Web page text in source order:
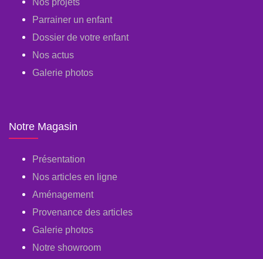
Nos projets
Parrainer un enfant
Dossier de votre enfant
Nos actus
Galerie photos
Notre Magasin
Présentation
Nos articles en ligne
Aménagement
Provenance des articles
Galerie photos
Notre showroom